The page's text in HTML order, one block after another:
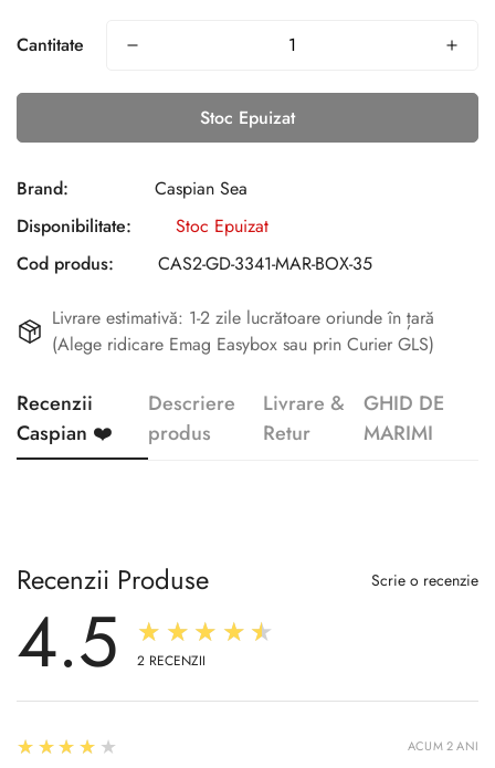
Cantitate
Stoc Epuizat
Brand:
Caspian Sea
Disponibilitate:
Stoc Epuizat
Cod produs:
CAS2-GD-3341-MAR-BOX-35
Livrare estimativă: 1-2 zile lucrătoare oriunde în țară
(Alege ridicare Emag Easybox sau prin Curier GLS)
Recenzii
Caspian ❤️
Descriere
produs
Livrare &
Retur
GHID DE
MARIMI
Recenzii Produse Scrie o recenzie
4.5 ★★★★★
2 RECENZII
4
★★★★★ ACUM 2 ANI